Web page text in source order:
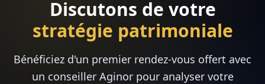
Discutons de votre
stratégie patrimoniale
Bénéficiez d'un premier rendez-vous offert avec
un conseiller Aginor pour analyser votre